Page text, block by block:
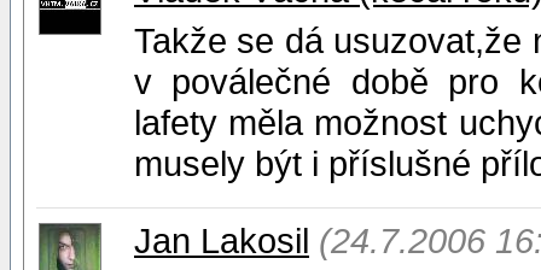
Takže se dá usuzovat,že
v poválečné době pro
lafety měla možnost
musely být i příslušné
Jan Lakosil (24.7.2006